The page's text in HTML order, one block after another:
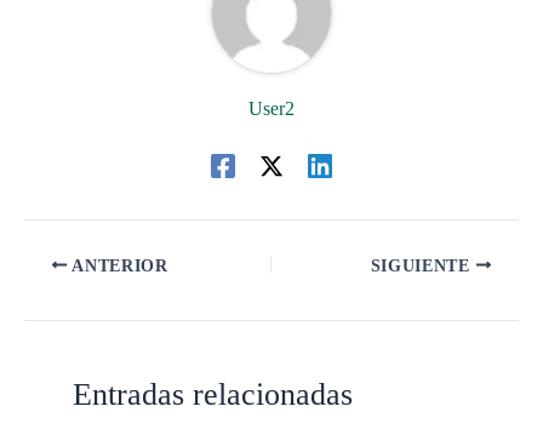
User2
ANTERIOR SIGUIENTE
Entradas relacionadas